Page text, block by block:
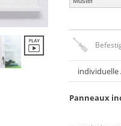
individuelle
Panneaux